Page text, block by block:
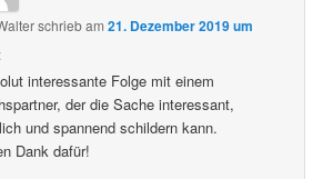
schriebam21. Dezember 2019 um
:
interessante Folge mit einem
der die Sache interessant,
und spannend schildern kann.
Dank dafür!